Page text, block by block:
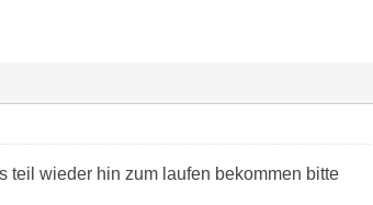
teil wieder hin zum laufen bekommen bitte